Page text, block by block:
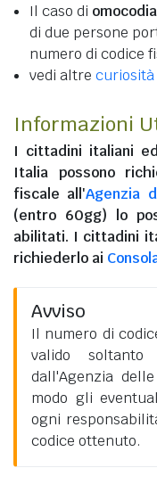
Il caso di omocodia
di due persone
numero di codice
vedi altre
Informazioni
I cittadini italiani
Italia possono
fiscale all'Agenzia
(entro 60gg) lo
abilitati. I cittadini
richiederlo ai
Avviso
Il numero di
valido
dall'Agenzia
modo gli
ogni
codice ottenuto.